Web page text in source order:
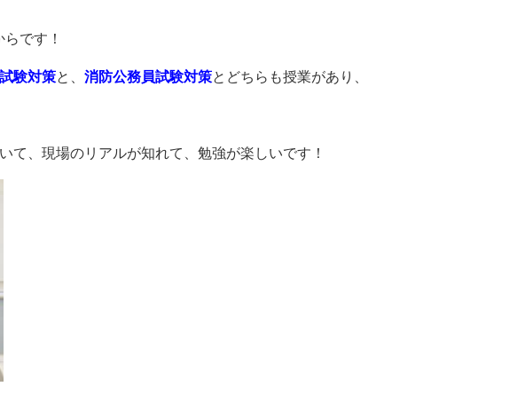
です！
験対策と、 消防公務員試験対策とどちらも授業があり、
、現場のリアルが知れて、勉強が楽しいです！